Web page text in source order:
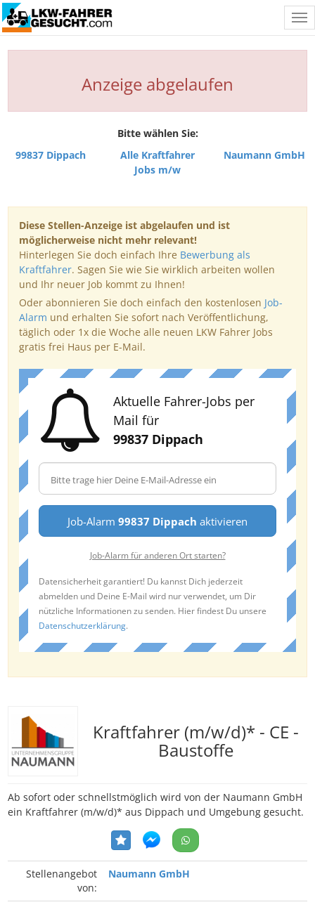
Anzeige abgelaufen
Bitte wählen Sie:
99837 Dippach
Alle Kraftfahrer
Jobs m/w
Naumann GmbH
Diese Stellen-Anzeige ist abgelaufen und ist
möglicherweise nicht mehr relevant!
Hinterlegen Sie doch einfach Ihre Bewerbung als
Kraftfahrer. Sagen Sie wie Sie wirklich arbeiten wollen
und Ihr neuer Job kommt zu Ihnen!
Oder abonnieren Sie doch einfach den kostenlosen Job-
Alarm und erhalten Sie sofort nach Veröffentlichung,
täglich oder 1x die Woche alle neuen LKW Fahrer Jobs
gratis frei Haus per E-Mail.
Aktuelle Fahrer-Jobs per
Mail für
99837 Dippach
Job-Alarm 99837 Dippach aktivieren
Job-Alarm für anderen Ort starten?
Datensicherheit garantiert! Du kannst Dich jederzeit
abmelden und Deine E-Mail wird nur verwendet, um Dir
nützliche Informationen zu senden. Hier findest Du unsere
Datenschutzerklärung.
Kraftfahrer (m/w/d)* - CE -
Baustoffe
Ab sofort oder schnellstmöglich wird von der Naumann GmbH
ein Kraftfahrer (m/w/d)* aus Dippach und Umgebung gesucht.
Stellenangebot
von:
Naumann GmbH